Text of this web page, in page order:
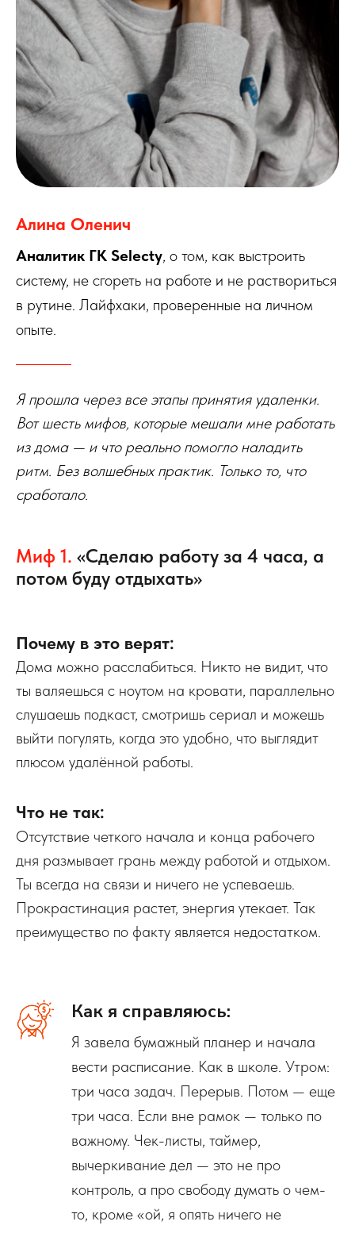
Алина Оленич
Аналитик ГК Selecty, о том, как выстроить
систему, не сгореть на работе и не раствориться
в рутине. Лайфхаки, проверенные на личном
опыте.
Я прошла через все этапы принятия удаленки.
Вот шесть мифов, которые мешали мне работать
из дома — и что реально помогло наладить
ритм. Без волшебных практик. Только то, что
сработало.
Миф 1. «Сделаю работу за 4 часа, а
потом буду отдыхать»
Почему в это верят:
Дома можно расслабиться. Никто не видит, что
ты валяешься с ноутом на кровати, параллельно
слушаешь подкаст, смотришь сериал и можешь
выйти погулять, когда это удобно, что выглядит
плюсом удалённой работы.
Что не так:
Отсутствие четкого начала и конца рабочего
дня размывает грань между работой и отдыхом.
Ты всегда на связи и ничего не успеваешь.
Прокрастинация растет, энергия утекает. Так
преимущество по факту является недостатком.
Как я справляюсь:
Я завела бумажный планер и начала
вести расписание. Как в школе. Утром:
три часа задач. Перерыв. Потом — еще
три часа. Если вне рамок — только по
важному. Чек-листы, таймер,
вычеркивание дел — это не про
контроль, а про свободу думать о чем-
то, кроме «ой, я опять ничего не